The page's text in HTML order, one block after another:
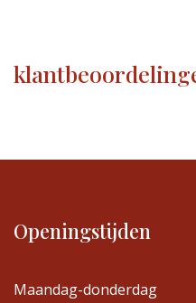
Openingstijden
Maandag-donderdag